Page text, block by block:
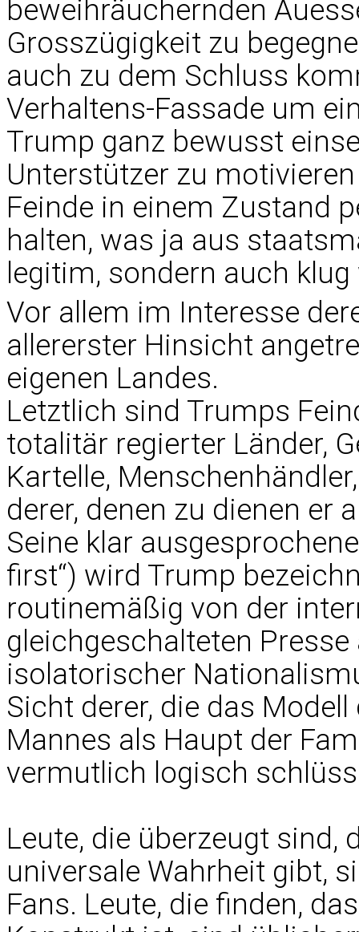
beweihräuchernden
Grosszügigkeit zu
auch zu dem Schluss
Verhaltens-Fassade um
Trump ganz bewusst
Unterstützer zu
Feinde in einem Zustand
halten, was ja aus
legitim, sondern auch klug
Vor allem im Interesse
allererster Hinsicht
eigenen Landes.
Letztlich sind Trumps
totalitär regierter Länder,
Kartelle,
derer, denen zu dienen er
Seine klar
first“) wird Trump
routinemäßig von der
gleichgeschalteten
isolatorischer
Sicht derer, die das
Mannes als Haupt der
vermutlich logisch
Leute, die überzeugt sind,
universale Wahrheit gibt,
Fans. Leute, die finden,